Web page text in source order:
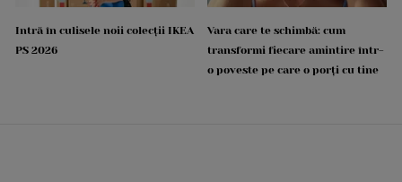
Intră în culisele noii colecții IKEA
PS 2026
Vara care te schimbă: cum
transformi fiecare amintire într-
o poveste pe care o porți cu tine